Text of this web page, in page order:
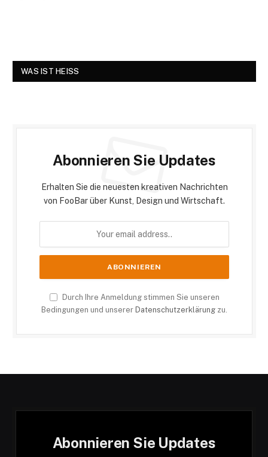
WAS IST HEISS
Abonnieren Sie Updates
Erhalten Sie die neuesten kreativen Nachrichten
von FooBar über Kunst, Design und Wirtschaft.
Durch Ihre Anmeldung stimmen Sie unseren
Bedingungen und unserer Datenschutzerklärung zu.
Abonnieren Sie Updates